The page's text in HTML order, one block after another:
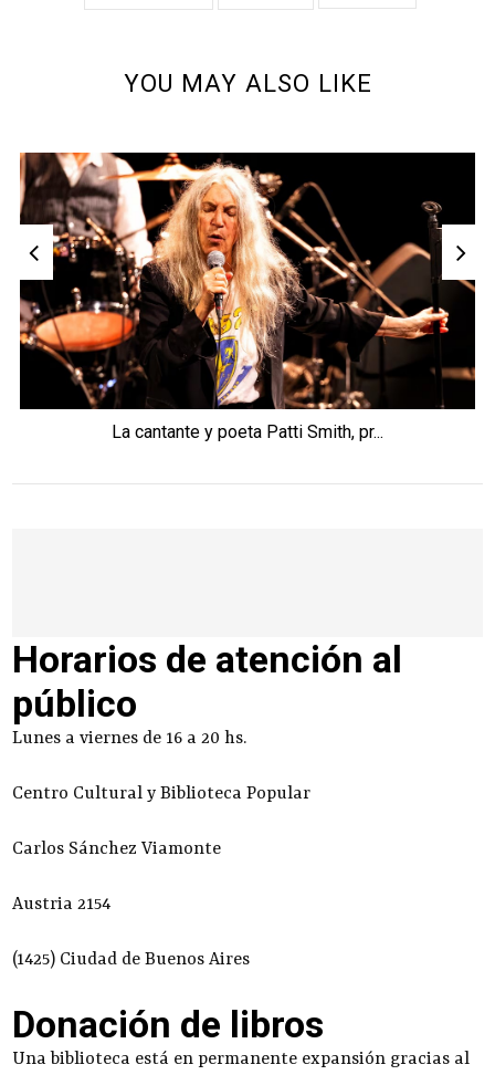
YOU MAY ALSO LIKE
La cantante y poeta Patti Smith, pr...
Horarios de atención al
público
Lunes a viernes de 16 a 20 hs.
Centro Cultural y Biblioteca Popular
Carlos Sánchez Viamonte
Austria 2154
(1425) Ciudad de Buenos Aires
Donación de libros
Una biblioteca está en permanente expansión gracias al